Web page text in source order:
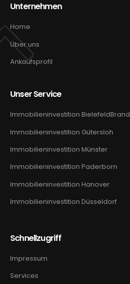
Unternehmen
Home
Über uns
Ankaufsprofil
Unser Service
Immobilieninvestition BielefeldBrand
Immobilieninvestition Gütersloh
Immobilieninvestition Münster
Immobilieninvestition Paderborn
Immobilieninvestition Hanover
Immobilieninvestition Düsseldorf
Schnellzugriff
Impressum
Services